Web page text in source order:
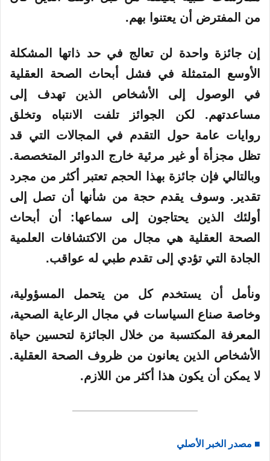
من المفترض أن يعتنوا بهم.
إن جائزة واحدة لن تعالج في حد ذاتها المشكلة
الأوسع المتمثلة في فشل أبحاث الصحة العقلية
في الوصول إلى الأشخاص الذين تهدف إلى
مساعدتهم. لكن الجوائز تلفت الانتباه وتخلق
روايات عامة حول التقدم في المجالات التي قد
تظل مجزأة أو غير مرئية خارج الدوائر المتخصصة.
وبالتالي فإن جائزة بهذا الحجم تعتبر أكثر من مجرد
تقدير. وسوف يقدم حجة من شأنها أن تصل إلى
أولئك الذين يحتاجون إلى سماعها: أن أبحاث
الصحة العقلية هي مجال من الاكتشافات العلمية
الجادة التي تؤدي إلى تقدم طبي له عواقب.
ونأمل أن يستخدم كل من يتحمل المسؤولية،
وخاصة صناع السياسات في مجال الرعاية الصحية،
المعرفة المكتسبة من خلال الجائزة لتحسين حياة
الأشخاص الذين يعانون من ظروف الصحة العقلية.
لا يمكن أن يكون هذا أكثر من اللازم.
■ مصدر الخبر الأصلي